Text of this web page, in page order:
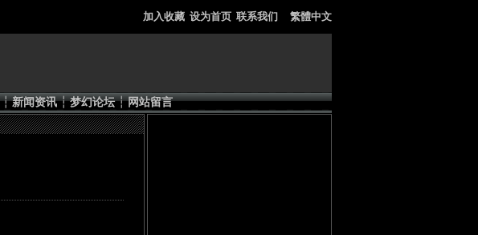
加入收藏 设为首页 联系我们 繁體中文
┆ 新闻资讯 ┆ 梦幻论坛 ┆ 网站留言